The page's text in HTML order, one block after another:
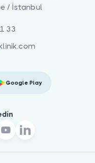
/ İstanbul
33
Google Play